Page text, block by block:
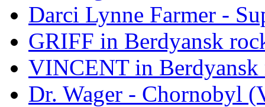
Darci Lynne Farmer -
GRIFF in Berdyansk
VINCENT in
Dr. Wager - Chornobyl